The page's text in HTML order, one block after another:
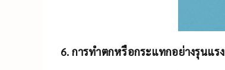
6. การทำตกหรือกระแทกอย่างรุนแรง